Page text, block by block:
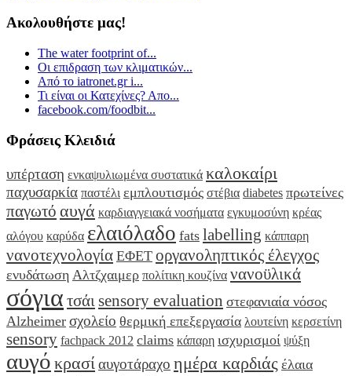
Ακολουθήστε μας!
The water footprint of...
Οι επιδραση των κλιματικών...
Από το iatronet.gr i...
Τι είναι οι Κατεχίνες? Απο...
facebook.com/foodbit...
Φράσεις Κλειδιά
υπέρταση ενκαψυλιωμένα συστατικά καλοκαίρι
παχυσαρκία παστέλι εμπλουτισμός στέβια diabetes πρωτείνες
παγωτό αυγά καρδιαγγειακά νοσήματα εγκυμοσύνη κρέας
αλόγου καρύδα ελαιόλαδο fats labelling κάππαρη
νανοτεχνολογία ΕΦΕΤ οργανοληπτικός έλεγχος
ενυδάτωση Αλτζχαιμερ πολίτικη κουζίνα νανοϋλικά
σόγια τσάι sensory evaluation στεφανιαία νόσος
Alzheimer σχολείο θερμική επεξεργασία λουτείνη κερσετίνη
sensory fachpack 2012 claims κάπαρη ισχυρισμοί ψύξη
αυγό κρασίαυγοτάραχο ημέρα καρδιάς έλαια